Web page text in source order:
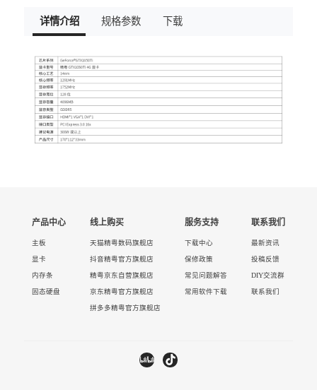
详情介绍 规格参数 下载
产品中心
主板
显卡
内存条
固态硬盘
线上购买
天猫精粤数码旗舰店
抖音精粤官方旗舰店
精粤京东自营旗舰店
京东精粤官方旗舰店
拼多多精粤官方旗舰店
服务支持
下载中心
保修政策
常见问题解答
常用软件下载
联系我们
最新资讯
投稿反馈
DIY交流群
联系我们